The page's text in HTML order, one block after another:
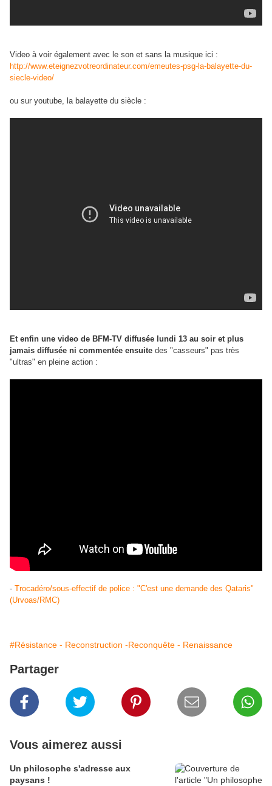
Video à voir également avec le son et sans la musique ici :
http://www.eteignezvotreordinateur.com/emeutes-psg-la-balayette-du-
siecle-video/
ou sur youtube, la balayette du siècle :
Et enfin une video de BFM-TV diffusée lundi 13 au soir et plus
jamais diffusée ni commentée ensuite des "casseurs" pas très
"ultras" en pleine action :
- Trocadéro/sous-effectif de police : "C'est une demande des Qataris"
(Urvoas/RMC)
#Résistance - Reconstruction -Reconquête - Renaissance
Partager
Vous aimerez aussi
Un philosophe s'adresse aux
paysans !